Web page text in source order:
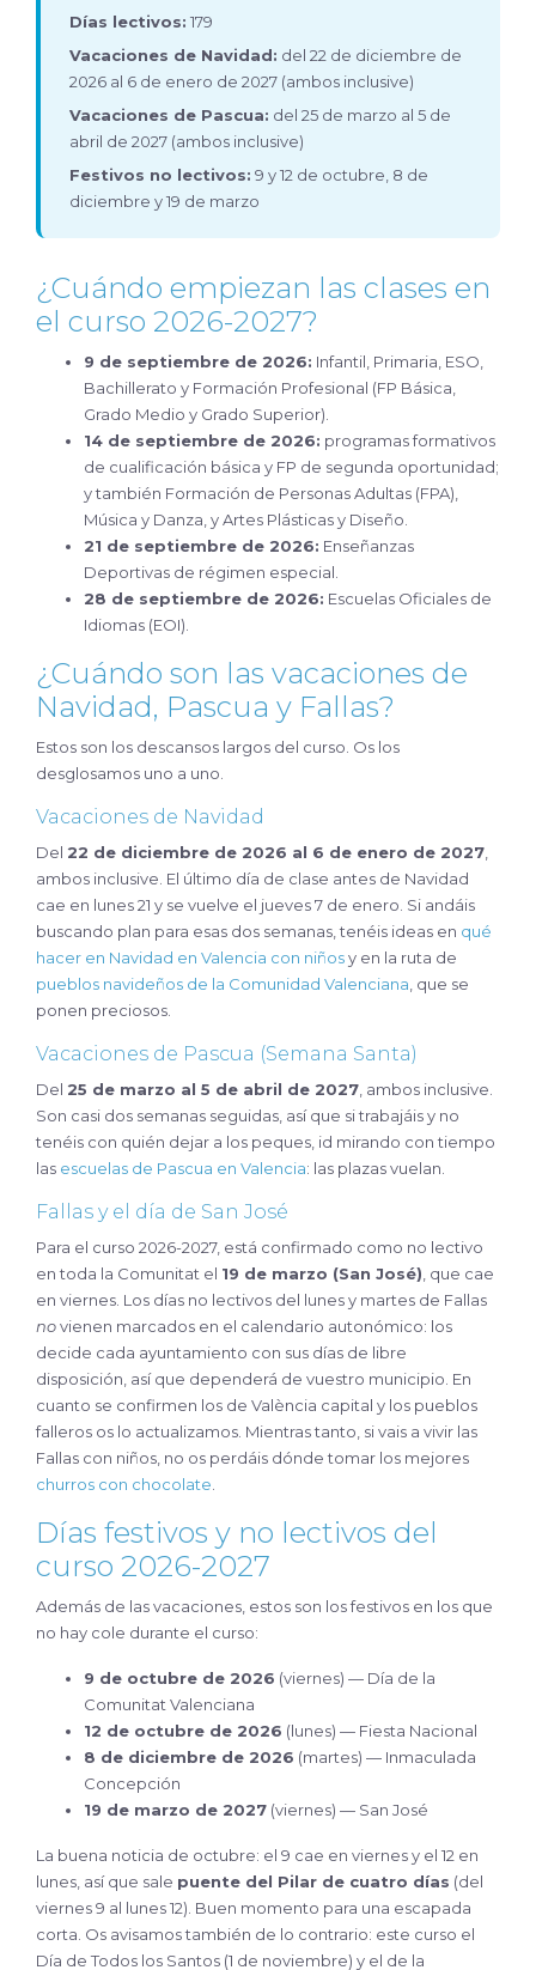
Días lectivos: 179
Vacaciones de Navidad: del 22 de diciembre de
2026 al 6 de enero de 2027 (ambos inclusive)
Vacaciones de Pascua: del 25 de marzo al 5 de
abril de 2027 (ambos inclusive)
Festivos no lectivos: 9 y 12 de octubre, 8 de
diciembre y 19 de marzo
¿Cuándo empiezan las clases en
el curso 2026-2027?
9 de septiembre de 2026: Infantil, Primaria, ESO,
Bachillerato y Formación Profesional (FP Básica,
Grado Medio y Grado Superior).
14 de septiembre de 2026: programas formativos
de cualificación básica y FP de segunda oportunidad;
y también Formación de Personas Adultas (FPA),
Música y Danza, y Artes Plásticas y Diseño.
21 de septiembre de 2026: Enseñanzas
Deportivas de régimen especial.
28 de septiembre de 2026: Escuelas Oficiales de
Idiomas (EOI).
¿Cuándo son las vacaciones de
Navidad, Pascua y Fallas?
Estos son los descansos largos del curso. Os los
desglosamos uno a uno.
Vacaciones de Navidad
Del 22 de diciembre de 2026 al 6 de enero de 2027,
ambos inclusive. El último día de clase antes de Navidad
cae en lunes 21 y se vuelve el jueves 7 de enero. Si andáis
buscando plan para esas dos semanas, tenéis ideas en qué
hacer en Navidad en Valencia con niñosy en la ruta de
pueblos navideños de la Comunidad Valenciana, que se
ponen preciosos.
Vacaciones de Pascua (Semana Santa)
Del 25 de marzo al 5 de abril de 2027, ambos inclusive.
Son casi dos semanas seguidas, así que si trabajáis y no
tenéis con quién dejar a los peques, id mirando con tiempo
las escuelas de Pascua en Valencia: las plazas vuelan.
Fallas y el día de San José
Para el curso 2026-2027, está confirmado como no lectivo
en toda la Comunitat el 19 de marzo (San José), que cae
en viernes. Los días no lectivos del lunes y martes de Fallas
novienen marcados en el calendario autonómico: los
decide cada ayuntamiento con sus días de libre
disposición, así que dependerá de vuestro municipio. En
cuanto se confirmen los de València capital y los pueblos
falleros os lo actualizamos. Mientras tanto, si vais a vivir las
Fallas con niños, no os perdáis dónde tomar los mejores
churros con chocolate.
Días festivos y no lectivos del
curso 2026-2027
Además de las vacaciones, estos son los festivos en los que
no hay cole durante el curso:
9 de octubre de 2026 (viernes) — Día de la
Comunitat Valenciana
12 de octubre de 2026 (lunes) — Fiesta Nacional
8 de diciembre de 2026 (martes) — Inmaculada
Concepción
19 de marzo de 2027 (viernes) — San José
La buena noticia de octubre: el 9 cae en viernes y el 12 en
lunes, así que sale puente del Pilar de cuatro días (del
viernes 9 al lunes 12). Buen momento para una escapada
corta. Os avisamos también de lo contrario: este curso el
Día de Todos los Santos (1 de noviembre) y el de la